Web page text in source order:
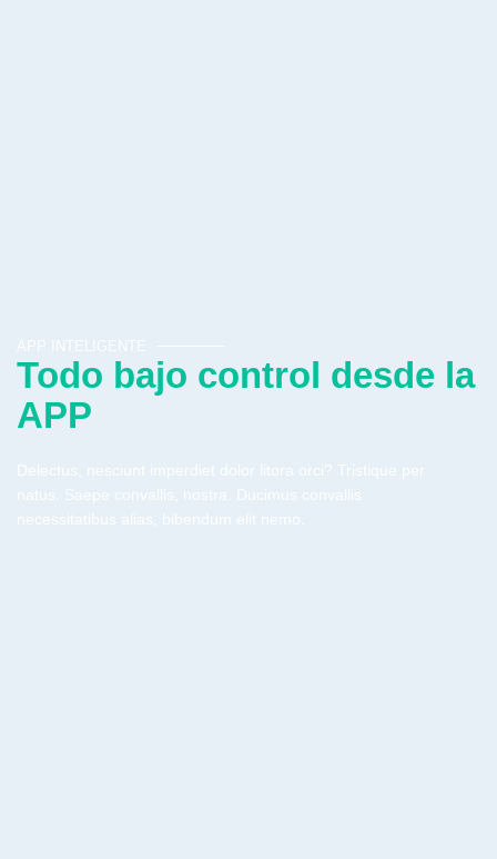
APP INTELIGENTE
Todo bajo control desde la
APP
Delectus, nesciunt imperdiet dolor litora orci? Tristique per
natus. Saepe convallis, nostra. Ducimus convallis
necessitatibus alias, bibendum elit nemo.